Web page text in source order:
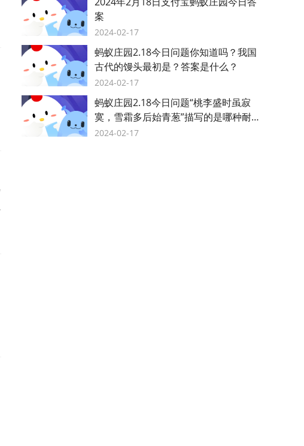
案
2024-02-17
蚂蚁庄园2.18今日问题你知道吗？我国
古代的馒头最初是？答案是什么？
2024-02-17
蚂蚁庄园2.18今日问题“桃李盛时虽寂
寞，雪霜多后始青葱”描写的是哪种耐寒
植物？答案是什么？
2024-02-17